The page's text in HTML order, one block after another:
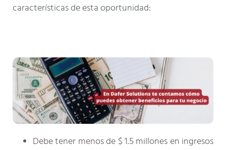
características de esta oportunidad:
Debe tener menos de $ 1.5 millones en ingresos